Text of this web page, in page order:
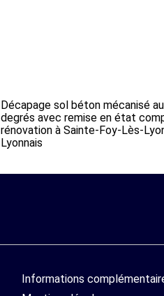
Décapage sol béton mécanisé
degrés avec remise en état
rénovation à Sainte-Foy-Lès-
Lyonnais
Informations